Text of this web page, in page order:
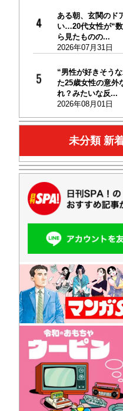
ある朝、玄関のド
い…20代女性が“
ら見たものの...
2026年07月31日
“男性が好きそう
た25歳女性の意外
れ？みたいな反...
2026年08月01日
未分類 新